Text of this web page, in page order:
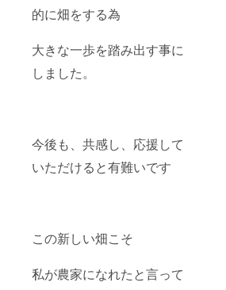
的に畑をする為
大きな一歩を踏み出す事に
しました。
今後も、共感し、応援して
いただけると有難いです
この新しい畑こそ
私が農家になれたと言って